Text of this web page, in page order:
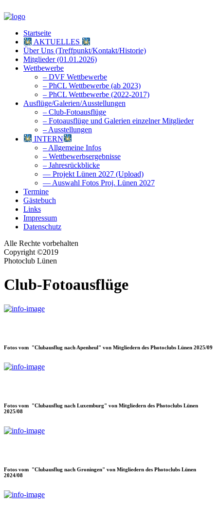
Startseite
AKTUELLES
Über Uns (Treffpunkt/Kontakt/Historie)
Mitglieder (01.01.2026)
Wettbewerbe
– DVF Wettbewerbe
– PhCL Wettbewerbe (ab 2023)
– PhCL Wettbewerbe (2022-2017)
Ausflüge/Galerien/Ausstellungen
– Club-Fotoausflüge
– Fotoausflüge und Galerien einzelner Mitglieder
– Ausstellungen
INTERN
– Allgemeine Infos
– Wettbewerbsergebnisse
– Jahresrückblicke
— Projekt Lünen 2027 (Upload)
— Auswahl Fotos Proj. Lünen 2027
Termine
Gästebuch
Links
Impressum
Datenschutz
Alle Rechte vorbehalten
Copyright ©2019
Photoclub Lünen
Club-Fotoausflüge
Fotos vom "Clubausflug nach Apenheul" von Mitgliedern des Photoclubs Lünen 2025/09
Fotos vom "Clubausflug nach Luxemburg" von Mitgliedern des Photoclubs Lünen
2025/08
Fotos vom "Clubausflug nach Groningen" von Mitgliedern des Photoclubs Lünen
2024/08